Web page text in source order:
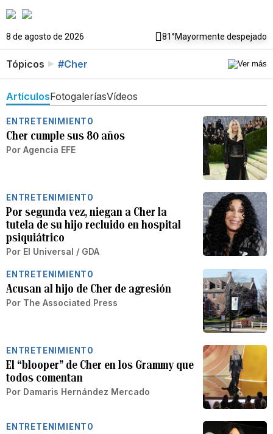
8 de agosto de 2026 81°Mayormente despejado
Tópicos #Cher
ArtículosFotogaleríasVídeos
ENTRETENIMIENTO
Cher cumple sus 80 años
Por Agencia EFE
ENTRETENIMIENTO
Por segunda vez, niegan a Cher la
tutela de su hijo recluido en hospital
psiquiátrico
Por El Universal / GDA
ENTRETENIMIENTO
Acusan al hijo de Cher de agresión
Por The Associated Press
ENTRETENIMIENTO
El “blooper” de Cher en los Grammy que
todos comentan
Por Damaris Hernández Mercado
ENTRETENIMIENTO